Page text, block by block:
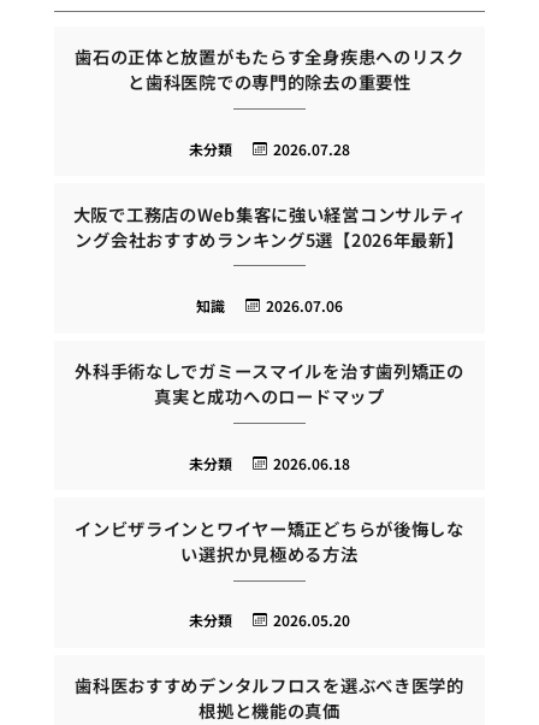
歯石の正体と放置がもたらす全身疾患へのリスク
と歯科医院での専門的除去の重要性
2026.07.28
未分類
大阪で工務店のWeb集客に強い経営コンサルティ
ング会社おすすめランキング5選【2026年最新】
2026.07.06
知識
外科手術なしでガミースマイルを治す歯列矯正の
真実と成功へのロードマップ
2026.06.18
未分類
インビザラインとワイヤー矯正どちらが後悔しな
い選択か見極める方法
2026.05.20
未分類
歯科医おすすめデンタルフロスを選ぶべき医学的
根拠と機能の真価